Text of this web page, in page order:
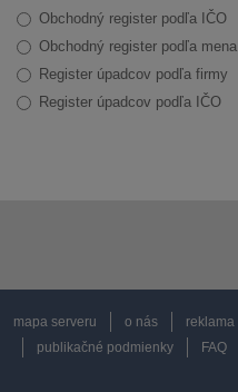
Obchodný register podľa IČO
Obchodný register podľa mena
Register úpadcov podľa firmy
Register úpadcov podľa IČO
mapa serveru o nás reklama
publikačné podmienky
FAQ